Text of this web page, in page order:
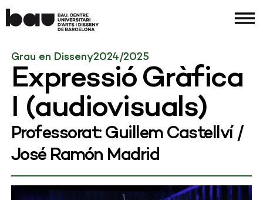
Grau en Disseny2024/2025
Expressió Gràfica
I (audiovisuals)
Professorat: Guillem Castellví /
José Ramón Madrid